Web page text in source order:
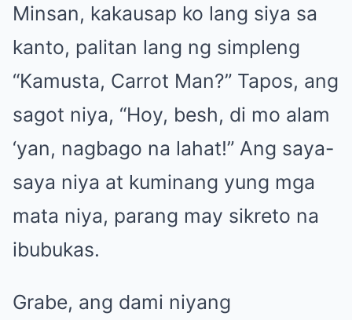
Minsan, kakausap ko lang siya sa
kanto, palitan lang ng simpleng
“Kamusta, Carrot Man?” Tapos, ang
sagot niya, “Hoy, besh, di mo alam
‘yan, nagbago na lahat!” Ang saya-
saya niya at kuminang yung mga
mata niya, parang may sikreto na
ibubukas.
Grabe, ang dami niyang